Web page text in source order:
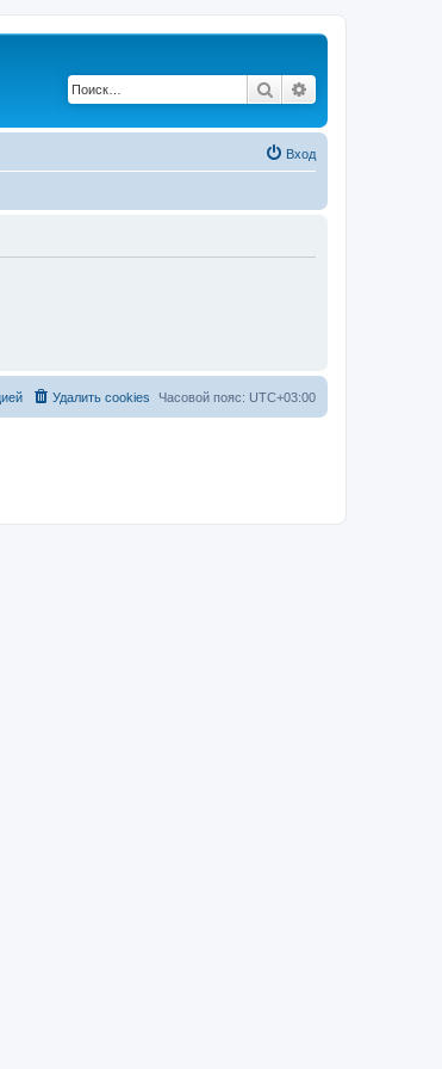
Поиск
Вход
Часовой пояс: UTC+03:00
Удалить cookies